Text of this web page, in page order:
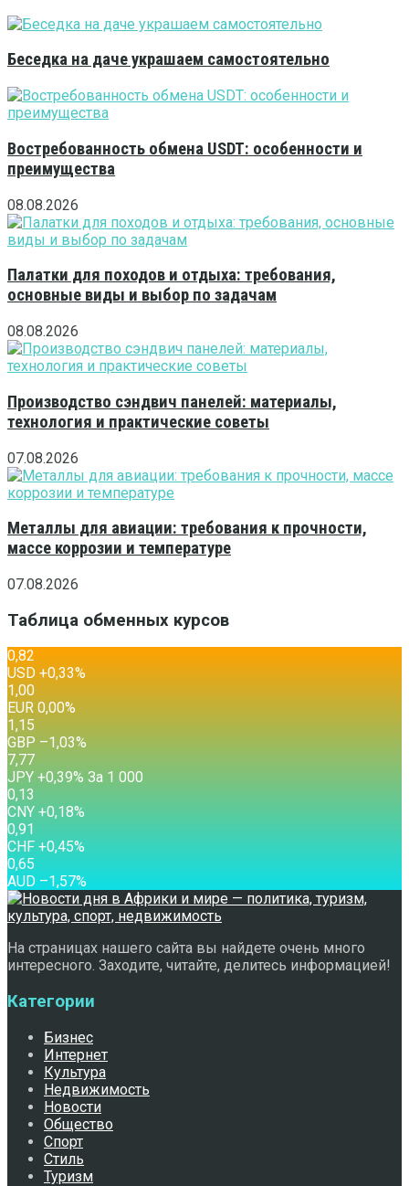
Беседка на даче украшаем самостоятельно
Востребованность обмена USDT: особенности и
преимущества
08.08.2026
Палатки для походов и отдыха: требования,
основные виды и выбор по задачам
08.08.2026
Производство сэндвич панелей: материалы,
технология и практические советы
07.08.2026
Металлы для авиации: требования к прочности,
массе коррозии и температуре
07.08.2026
Таблица обменных курсов
0,82
USD +0,33%
1,00
EUR 0,00%
1,15
GBP –1,03%
7,77
JPY +0,39% За 1 000
0,13
CNY +0,18%
0,91
CHF +0,45%
0,65
AUD –1,57%
На страницах нашего сайта вы найдете очень много
интересного. Заходите, читайте, делитесь информацией!
Категории
Бизнес
Интернет
Культура
Недвижимость
Новости
Общество
Спорт
Стиль
Туризм